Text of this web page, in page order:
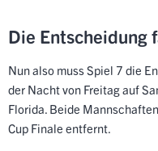
Die Entscheidung
Nun also muss Spiel 7 die
der Nacht von Freitag auf
Florida. Beide
Cup Finale entfernt.